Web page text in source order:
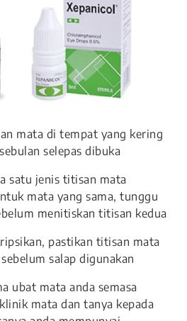
mata di tempat yang kering
selepas dibuka
satu jenis titisan mata
mata yang sama, tunggu
menitiskan titisan kedua
pastikan titisan mata
salap digunakan
ubat mata anda semasa
mata dan tanya kepada